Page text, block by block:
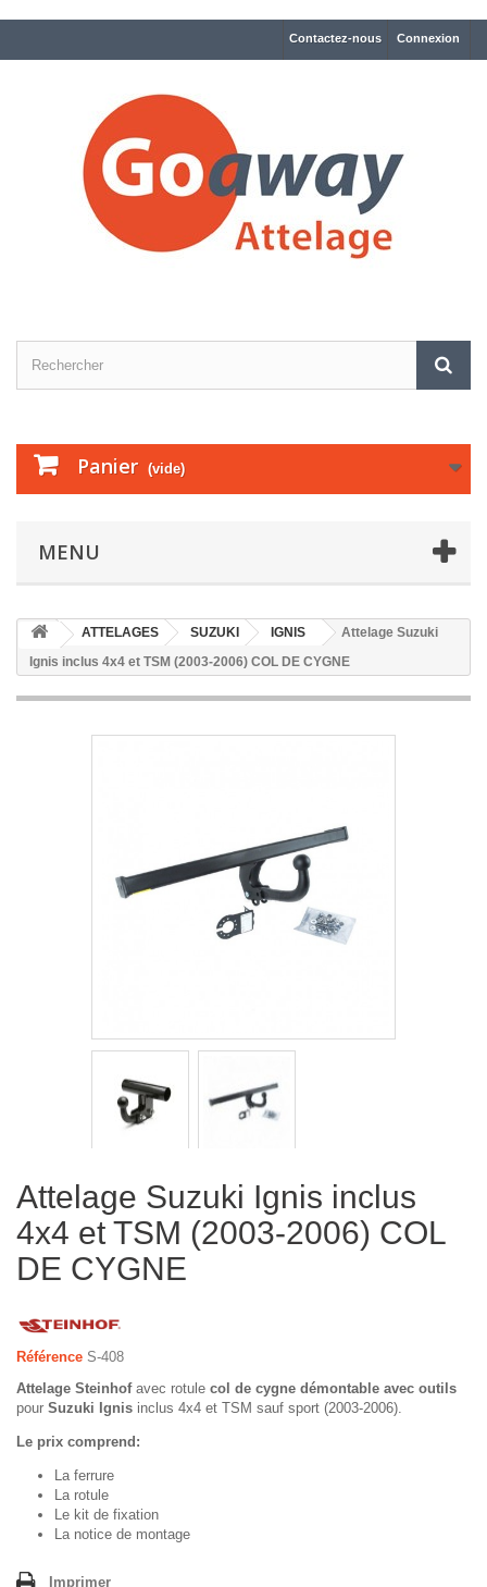
Connexion
Contactez-nous
Panier (vide)
MENU
ATTELAGES SUZUKI IGNIS
Attelage Suzuki
Ignis inclus 4x4 et TSM (2003-2006) COL DE CYGNE
Attelage Suzuki Ignis inclus
4x4 et TSM (2003-2006) COL
DE CYGNE
Référence S-408
Attelage Steinhofavec rotule col de cygne démontable avec outils
pour Suzuki Ignis inclus 4x4 et TSM sauf sport (2003-2006).
Le prix comprend:
La ferrure
La rotule
Le kit de fixation
La notice de montage
Imprimer